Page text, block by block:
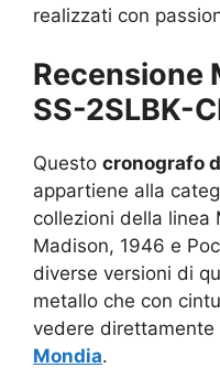
realizzati con
Recensione
SS-2SLBK-
Questo cronografo
appartiene alla
collezioni della linea
Madison, 1946 e
diverse versioni di
metallo che con
vedere direttamente
Mondia.